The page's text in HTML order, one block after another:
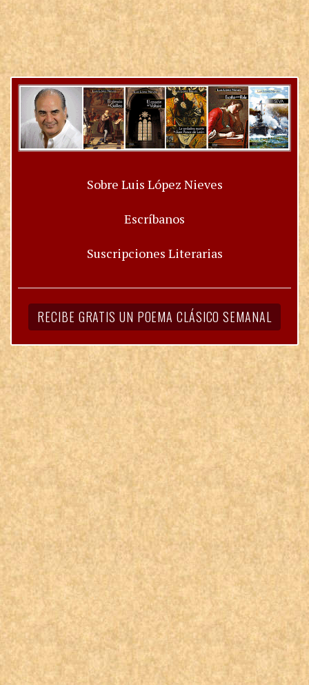
Sobre Luis López Nieves
Escríbanos
Suscripciones Literarias
RECIBE GRATIS UN POEMA CLÁSICO SEMANAL